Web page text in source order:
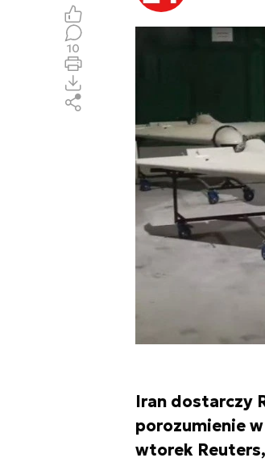
Iran dostarczy
porozumienie
wtorek
10